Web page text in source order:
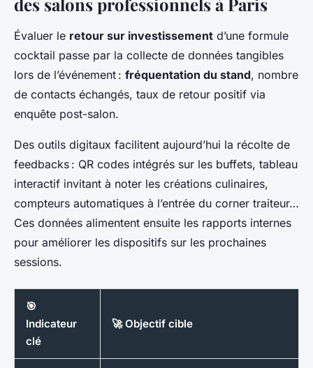
Évaluer le retour sur investissement d’une formule
cocktail passe par la collecte de données tangibles
lors de l’événement : fréquentation du stand, nombre
de contacts échangés, taux de retour positif via
enquête post-salon.
Des outils digitaux facilitent aujourd’hui la récolte de
feedbacks : QR codes intégrés sur les buffets, tableau
interactif invitant à noter les créations culinaires,
compteurs automatiques à l’entrée du corner traiteur…
Ces données alimentent ensuite les rapports internes
pour améliorer les dispositifs sur les prochaines
sessions.
🎯
Indicateur
clé
🚀 Objectif cible